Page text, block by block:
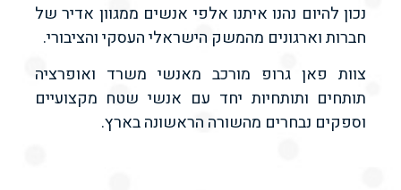
נכון להיום נהנו איתנו אלפי אנשים ממגוון אדיר של
חברות וארגונים מהמשק הישראלי העסקי והציבורי.
צוות פאן גרופ מורכב מאנשי משרד ואופרציה
תותחים ותותחיות יחד עם אנשי שטח מקצועיים
וספקים נבחרים מהשורה הראשונה בארץ.